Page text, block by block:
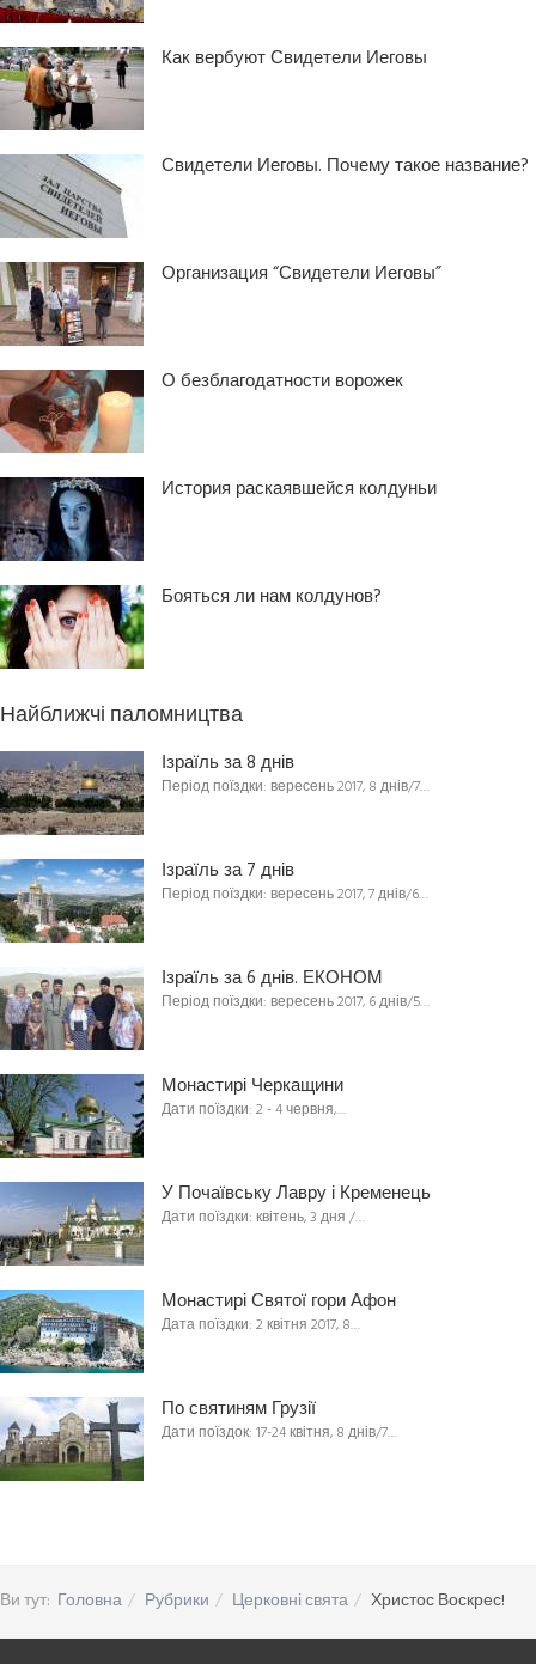
Как вербуют Свидетели Иеговы
Свидетели Иеговы. Почему такое название?
Организация “Свидетели Иеговы”
О безблагодатности ворожек
История раскаявшейся колдуньи
Бояться ли нам колдунов?
Найближчі паломництва
Ізраїль за 8 днів
Період поїздки: вересень 2017, 8 днів/7…
Ізраїль за 7 днів
Період поїздки: вересень 2017, 7 днів/6…
Ізраїль за 6 днів. ЕКОНОМ
Період поїздки: вересень 2017, 6 днів/5…
Монастирі Черкащини
Дати поїздки: 2 - 4 червня,…
У Почаївську Лавру і Кременець
Дати поїздки: квітень, 3 дня /…
Монастирі Святої гори Афон
Дата поїздки: 2 квітня 2017, 8…
По святиням Грузії
Дати поїздок: 17-24 квітня, 8 днів/7…
Ви тут: Головна Рубрики Церковні свята Христос Воскрес!